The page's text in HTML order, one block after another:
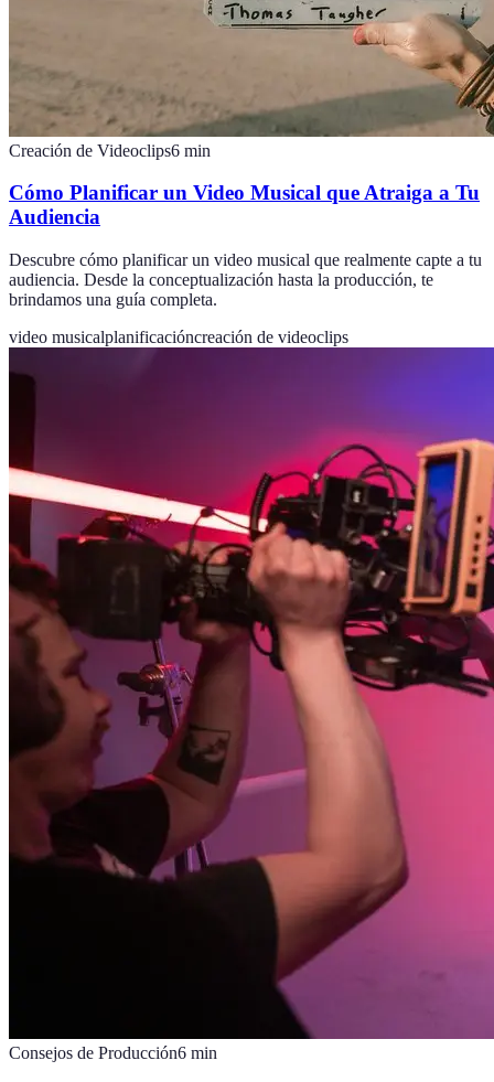
Creación de Videoclips6 min
Cómo Planificar un Video Musical que Atraiga a Tu
Audiencia
Descubre cómo planificar un video musical que realmente capte a tu
audiencia. Desde la conceptualización hasta la producción, te
brindamos una guía completa.
video musicalplanificacióncreación de videoclips
Consejos de Producción6 min